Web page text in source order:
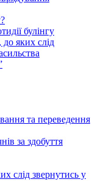
булінгу
до яких слід
та переведення
за здобуття
слід звернутись у